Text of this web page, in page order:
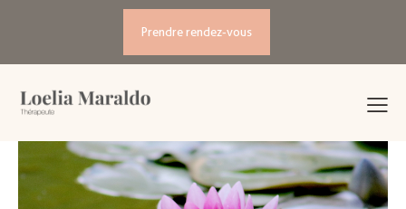
Prendre rendez-vous